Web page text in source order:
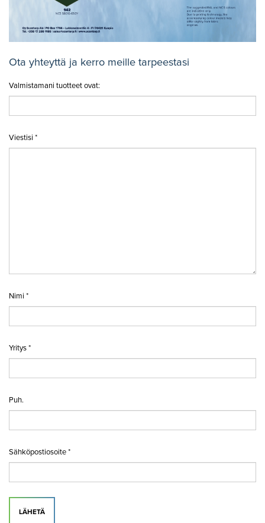
Ota yhteyttä ja kerro meille tarpeestasi
Valmistamani tuotteet ovat:
Viestisi *
Nimi *
Yritys *
Puh.
Sähköpostiosoite *
LÄHETÄ